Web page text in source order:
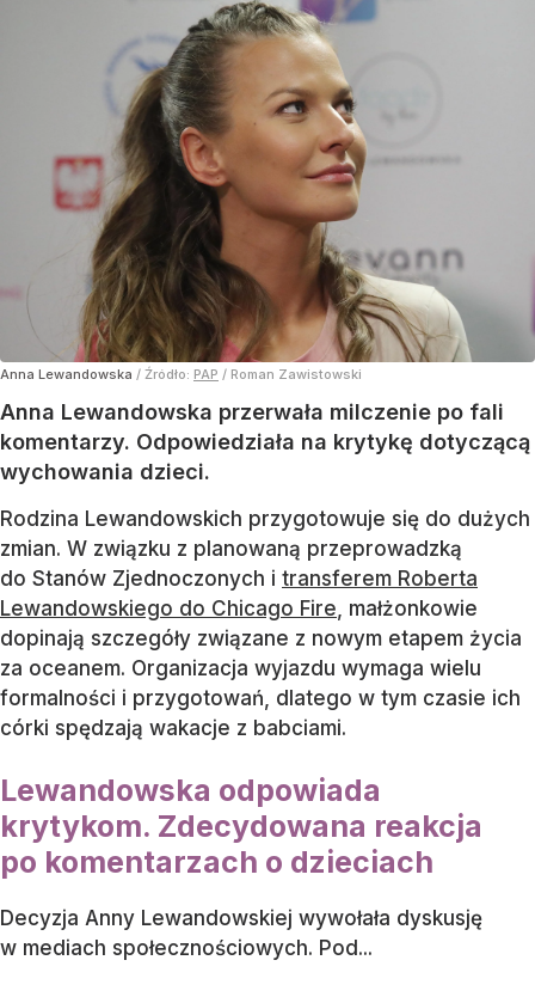
Anna Lewandowska / Źródło: PAP / Roman Zawistowski
Anna Lewandowska przerwała milczenie po fali
komentarzy. Odpowiedziała na krytykę dotyczącą
wychowania dzieci.
Rodzina Lewandowskich przygotowuje się do dużych
zmian. W związku z planowaną przeprowadzką
do Stanów Zjednoczonych i transferem Roberta
Lewandowskiego do Chicago Fire , małżonkowie
dopinają szczegóły związane z nowym etapem życia
za oceanem. Organizacja wyjazdu wymaga wielu
formalności i przygotowań, dlatego w tym czasie ich
córki spędzają wakacje z babciami.
Lewandowska odpowiada
krytykom. Zdecydowana reakcja
po komentarzach o dzieciach
Decyzja Anny Lewandowskiej wywołała dyskusję
w mediach społecznościowych. Pod...